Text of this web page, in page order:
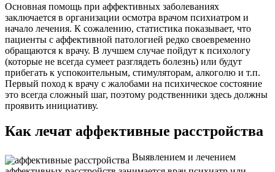
Основная помощь при аффективных заболеваниях
заключается в организации осмотра врачом психиатром и
начало лечения. К сожалению, статистика показывает, что
пациенты с аффективной патологией редко своевременно
обращаются к врачу. В лучшем случае пойдут к психологу
(которые не всегда сумеет разглядеть болезнь) или будут
прибегать к успокоительным, стимуляторам, алкоголю и т.п.
Первый поход к врачу с жалобами на психическое состояние
это всегда сложный шаг, поэтому родственники здесь должны
проявить инициативу.
Как лечат аффективные расстройства
Выявлением и лечением